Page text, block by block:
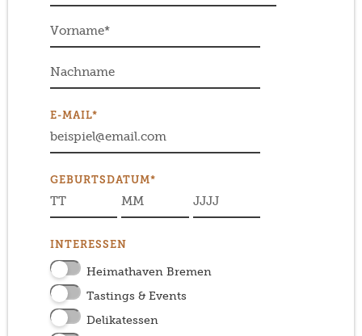
E-MAIL*
GEBURTSDATUM*
INTERESSEN
Heimathaven Bremen
Tastings & Events
Delikatessen